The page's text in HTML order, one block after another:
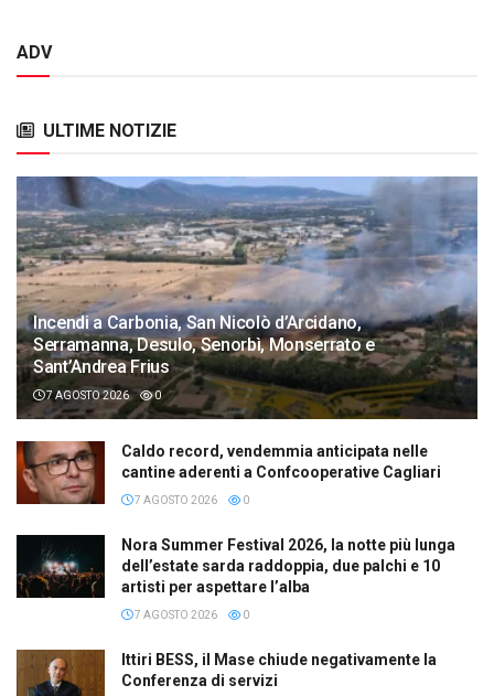
ADV
ULTIME NOTIZIE
Incendi a Carbonia, San Nicolò d’Arcidano,
Serramanna, Desulo, Senorbì, Monserrato e
Sant’Andrea Frius
7 AGOSTO 2026 0
Caldo record, vendemmia anticipata nelle
cantine aderenti a Confcooperative Cagliari
7 AGOSTO 2026 0
Nora Summer Festival 2026, la notte più lunga
dell’estate sarda raddoppia, due palchi e 10
artisti per aspettare l’alba
7 AGOSTO 2026 0
Ittiri BESS, il Mase chiude negativamente la
Conferenza di servizi